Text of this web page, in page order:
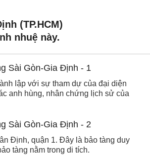
(TP.HCM)
nhuệ này.
lập với sự tham dự của đại diện
anh hùng, nhân chứng lịch sử của
Định, quận 1. Đây là bảo tàng duy
tàng nằm trong di tích.